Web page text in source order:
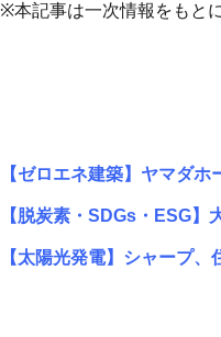
※本記事は一次情報をもと
【ゼロエネ建築】ヤマダ
【脱炭素・SDGs・ESG
【太陽光発電】シャープ